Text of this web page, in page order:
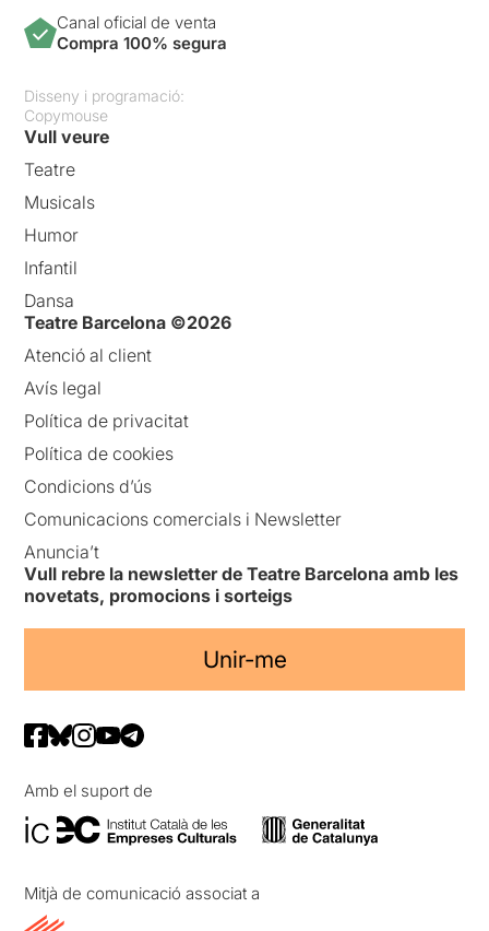
Canal oficial de venta
Compra 100% segura
Disseny i programació:
Copymouse
Vull veure
Teatre
Musicals
Humor
Infantil
Dansa
Teatre Barcelona ©2026
Atenció al client
Avís legal
Política de privacitat
Política de cookies
Condicions d’ús
Comunicacions comercials i Newsletter
Anuncia’t
Vull rebre la newsletter de Teatre Barcelona amb les
novetats, promocions i sorteigs
Unir-me
Amb el suport de
Mitjà de comunicació associat a